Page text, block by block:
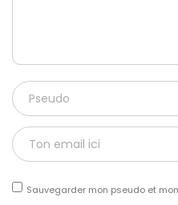
Sauvegarder mon pseudo et